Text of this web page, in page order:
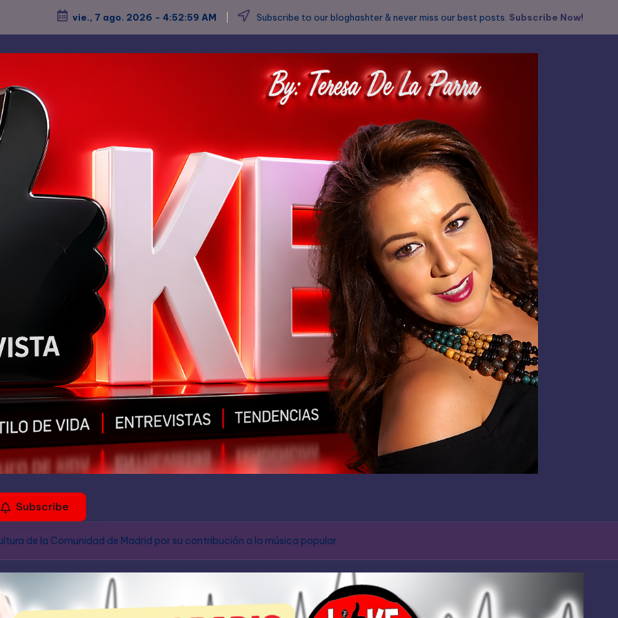
vie., 7 ago. 2026- 4:53:00 AM Subscribe to our bloghashter & never miss our best posts. Subscribe Now!
Subscribe
de la Comunidad de Madrid por su contribución a la música popular